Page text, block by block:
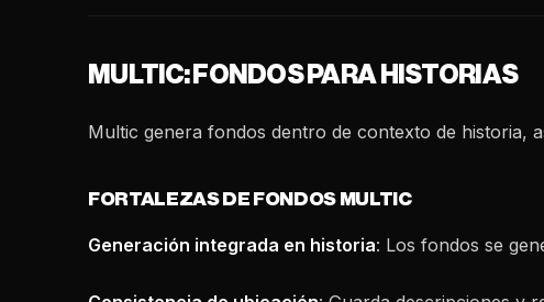
MULTIC: FONDOS PARA HISTORIAS
Multic genera fondos dentro de contexto de historia,
FORTALEZAS DE FONDOS MULTIC
Generación integrada en historia: Los fondos se